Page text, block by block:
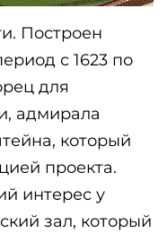
Построен
с 1623 по
для
адмирала
который
проекта.
интерес у
зал, который